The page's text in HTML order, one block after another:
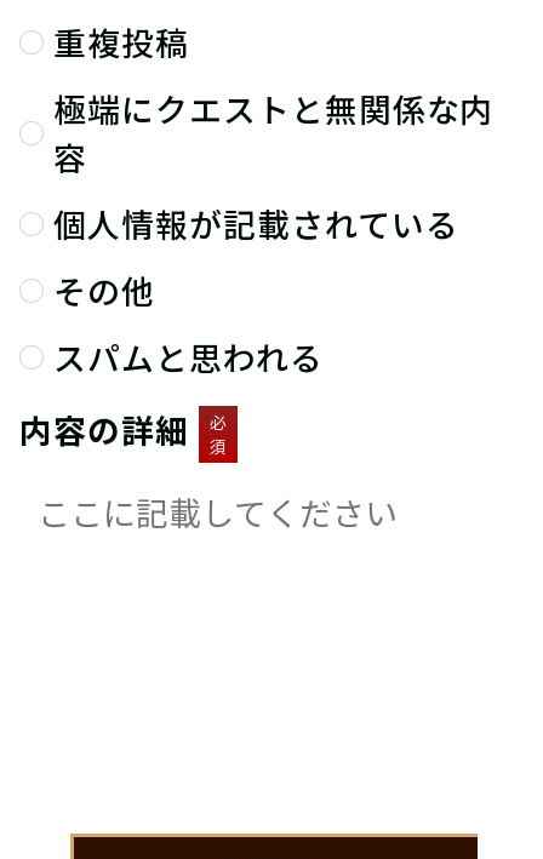
重複投稿
極端にクエストと無関係な内
容
個人情報が記載されている
その他
スパムと思われる
内容の詳細
必
須